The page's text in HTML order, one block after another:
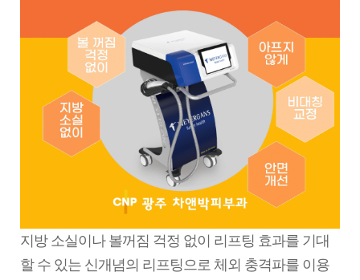
지방 소실이나 볼꺼짐 걱정 없이 리프팅 효과를 기대
할 수 있는 신개념의 리프팅으로 체외 충격파를 이용